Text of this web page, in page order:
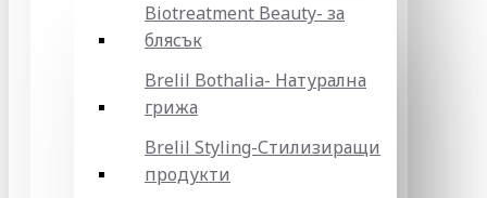
Biotreatment Beauty- за
блясък
Brelil Bothalia- Натурална
грижа
Brelil Styling-Стилизиращи
продукти